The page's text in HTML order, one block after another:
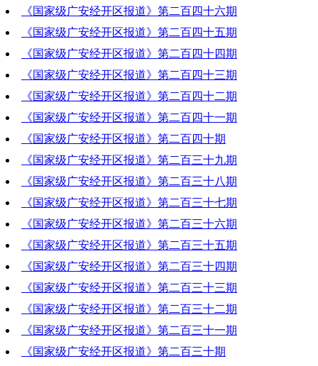
2023-11-30 18:57:17
《国家级广安经开区报道》第二百四十六期
2023-11-23 20:21:18
《国家级广安经开区报道》第二百四十五期
2023-11-16 20:31:11
《国家级广安经开区报道》第二百四十四期
2023-11-09 19:41:58
《国家级广安经开区报道》第二百四十三期
2023-11-02 20:14:04
《国家级广安经开区报道》第二百四十二期
2023-10-26 19:08:43
《国家级广安经开区报道》第二百四十一期
2023-10-19 20:50:04
《国家级广安经开区报道》第二百四十期
2023-10-12 19:15:53
《国家级广安经开区报道》第二百三十九期
2023-10-05 19:46:32
《国家级广安经开区报道》第二百三十八期
2023-09-28 20:21:02
《国家级广安经开区报道》第二百三十七期
2023-09-21 19:55:20
《国家级广安经开区报道》第二百三十六期
2023-09-14 20:07:50
《国家级广安经开区报道》第二百三十五期
2023-09-07 18:53:09
《国家级广安经开区报道》第二百三十四期
2023-08-31 19:03:20
《国家级广安经开区报道》第二百三十三期
2023-08-24 18:51:33
《国家级广安经开区报道》第二百三十二期
2023-08-17 19:25:06
《国家级广安经开区报道》第二百三十一期
2023-08-10 19:42:55
《国家级广安经开区报道》第二百三十期